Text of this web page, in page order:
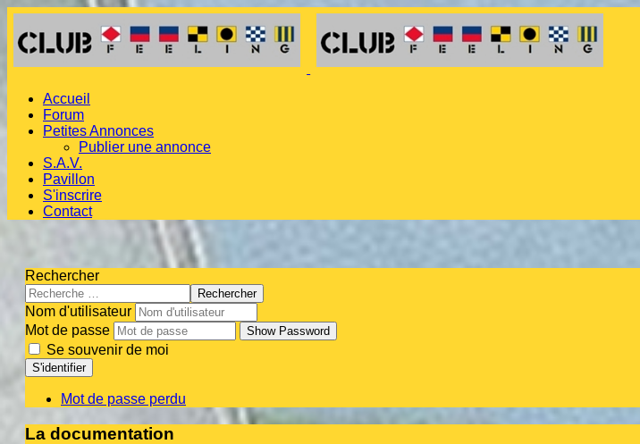
Accueil
Forum
Petites Annonces
Publier une annonce
S.A.V.
Pavillon
S'inscrire
Contact
Rechercher
Rechercher
Nom d'utilisateur
Mot de passe
Show Password
Se souvenir de moi
S'identifier
Mot de passe perdu
La documentation